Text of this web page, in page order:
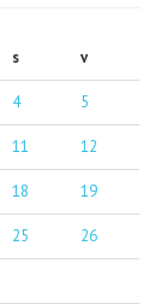
s v
4 5
11 12
18 19
25 26